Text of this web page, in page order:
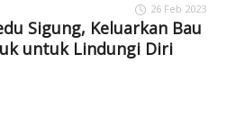
26 Feb 2023
Sigung, Keluarkan Bau
untuk Lindungi Diri